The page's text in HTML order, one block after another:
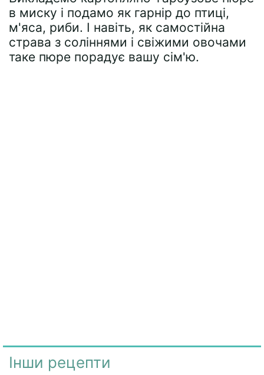
в миску і подамо як гарнір до птиці,
м'яса, риби. І навіть, як самостійна
страва з соліннями і свіжими овочами
таке пюре порадує вашу сім'ю.
Інши рецепти